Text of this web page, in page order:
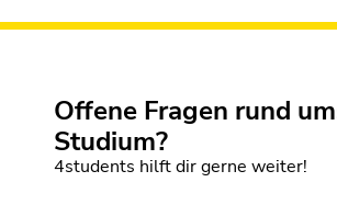
Offene Fragen rund
Studium?
4students hilft dir gerne weiter!